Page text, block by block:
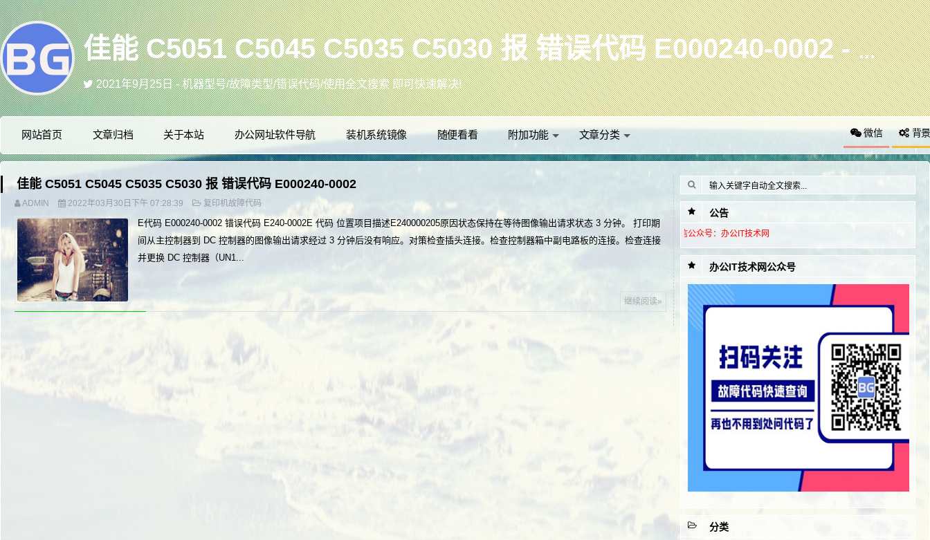
佳能 C5051 C5045 C5035 C5030 报 错误代码 E000240-0002 - 办公IT技术网 bangongit.com
2021年4月5日 - 网页端/手机端网站美化,背景更换！
2021年1月25日 - 喜欢本站的可以Ctrl+D把本站加入收藏夹，以方便日后访问！
2020年6月7日 - 不固定时间更新维修中的小技巧(●'◡'●)ﾉ❤
2021年12月16日 - 更多资讯 关注微信公众号：办公IT技术网
2021年9月25日 - 机器型号/故障类型/错误代码/使用全文搜索 即可快速解决!
网站首页 文章归档 关于本站 办公网址软件导航 装机系统镜像 随便看看 附加功能 文章分类 微信 背景
佳能 C5051 C5045 C5035 C5030 报 错误代码 E000240-0002
ADMIN 2022年03月30日下午 07:28:39 复印机故障代码
E代码 E000240-0002 错误代码 E240-0002E 代码 位置项目描述E240000205原因状态保持在等待图像输出请求状态 3 分钟。 打印期
间从主控制器到 DC 控制器的图像输出请求经过 3 分钟后没有响应。对策检查插头连接。检查控制器箱中副电路板的连接。检查连接
并更换 DC 控制器（UN1...
继续阅读»
公告
办公IT技术网公众号
分类